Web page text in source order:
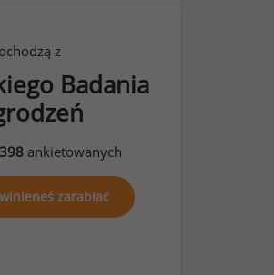
z
Badania
ankietowanych
zarabiać